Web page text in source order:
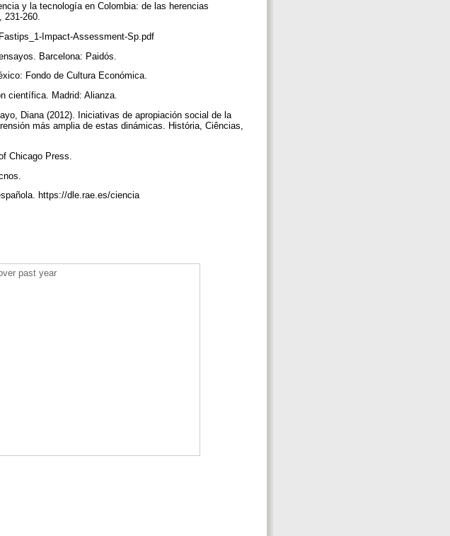
y la tecnología en Colombia: de las herencias
231-260.
Impact-Assessment-Sp.pdf
Barcelona: Paidós.
Fondo de Cultura Económica.
científica. Madrid: Alianza.
Diana (2012). Iniciativas de apropiación social de la
más amplia de estas dinámicas. História, Ciências,
Chicago Press.
https://dle.rae.es/ciencia
past year